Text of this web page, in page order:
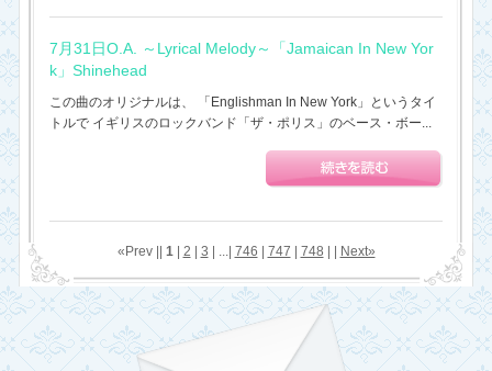
7月31日O.A. ～Lyrical Melody～「Jamaican In New Yor
k」Shinehead
この曲のオリジナルは、 「Englishman In New York」というタイ
トルで イギリスのロックバンド「ザ・ポリス」のベース・ボー...
«Prev || 1| 2 3 | ...| 746 747 748 Next»